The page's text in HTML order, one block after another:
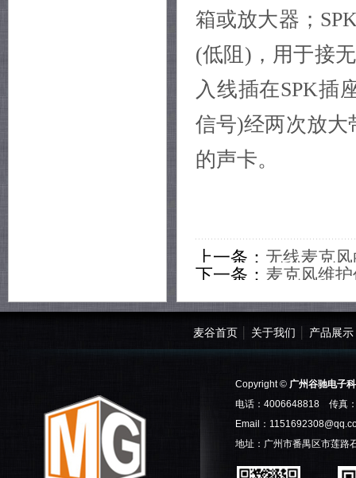
箱或放大器；
(低阻)，用于接
入线插在SPK插
信号)经两次放大
的声卡。
上一条： 无线麦克
下一条： 麦克风维
麦谷首页 关于我们 产品展示
Copyright © 广州谷驰电子
电话：4006648818 传真
Email：
地址：广州市番禺区市莲